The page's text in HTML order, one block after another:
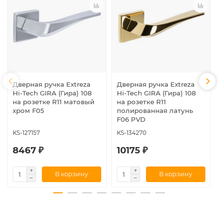
Дверная ручка Extreza
Hi-Tech GIRA (Гира) 108
на розетке R11 матовый
хром F05
KS-127157
8467 ₽
В корзину
Дверная ручка Extreza
Hi-Tech GIRA (Гира) 108
на розетке R11
полированная латунь
F06 PVD
KS-134270
10175 ₽
В корзину